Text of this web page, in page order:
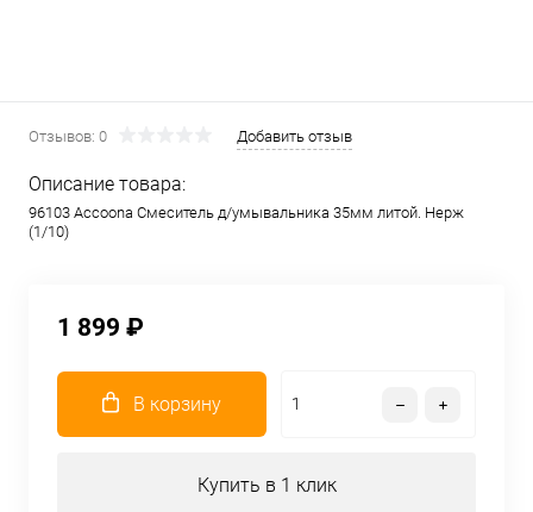
Отзывов: 0 Добавить отзыв
Описание товара:
96103 Аccoona Смеситель д/умывальника 35мм литой. Нерж
(1/10)
1 899 ₽
В корзину
Купить в 1 клик